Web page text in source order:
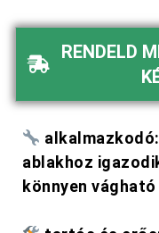
RENDELD
ablakhoz
könnyen